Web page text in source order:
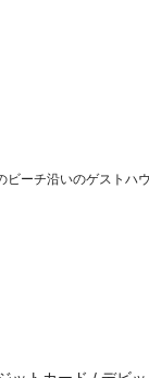
ーチ沿いのゲストハ